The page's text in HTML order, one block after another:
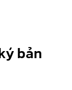
bản